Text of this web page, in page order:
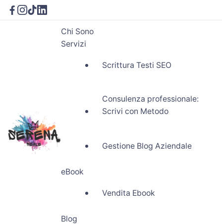
Chi Sono
Servizi
Scrittura Testi SEO
Consulenza professionale:
Scrivi con Metodo
Gestione Blog Aziendale
eBook
Vendita Ebook
Blog